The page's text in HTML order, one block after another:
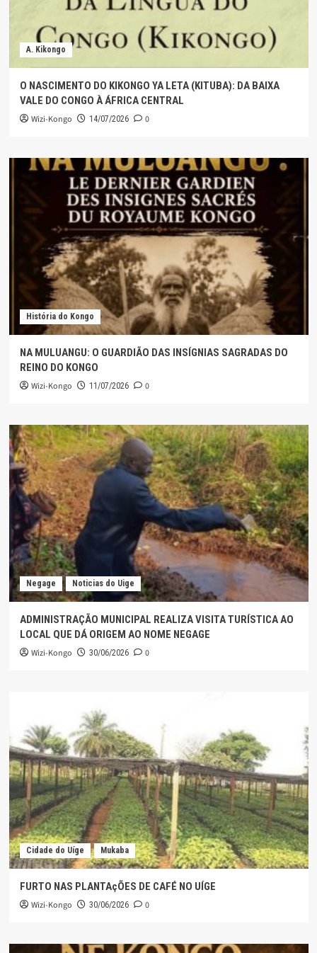
A. Kikongo
O NASCIMENTO DO KIKONGO YA LETA (KITUBA): DA BAIXA
VALE DO CONGO À ÁFRICA CENTRAL
Wizi-Kongo 14/07/2026 0
História do Kongo
NA MULUANGU: O GUARDIÃO DAS INSÍGNIAS SAGRADAS DO
REINO DO KONGO
Wizi-Kongo 11/07/2026 0
Negage Noticias do Uige
ADMINISTRAÇÃO MUNICIPAL REALIZA VISITA TURÍSTICA AO
LOCAL QUE DÁ ORIGEM AO NOME NEGAGE
Wizi-Kongo 30/06/2026 0
Cidade do Uíge Mukaba
FURTO NAS PLANTAçÕES DE CAFÉ NO UÍGE
Wizi-Kongo 30/06/2026 0